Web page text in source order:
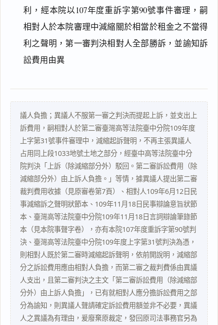
利，經本院以107年度重訴字第90號事件審理，嗣
相對人於本院審理中減縮關於相當於租金之不當得
利之聲明，第一審判決相對人全部勝訴，並諭知訴
訟費用由異
議人負擔；異議人不服第一審之判決而提起上訴，並支出上
訴費用，嗣相對人於第二審臺灣高等法院臺中分院109年度
上字第31號事件審理中，減縮起訴聲明，不再主張異議人
占用同上段1033地號土地之部分，經臺中高等法院臺中分
院判決「上訴（除減縮部分外）駁回。第二審訴訟費用（除
減縮部分外）由上訴人負擔。」等情，據異議人提出第二審
裁判費用收據（見原審卷第7頁）、相對人109年6月12日民
事減縮訴之聲明狀節本、109年11月18日民事辯論意旨狀節
本、臺灣高等法院臺中分院109年11月18日言詞辯論筆錄節
本（見本院事聲字卷），亦有本院107年度重訴字第90號判
決、臺灣高等法院臺中分院109年度上字第31號判決為憑，
則相對人既於第二審時減縮起訴聲明，依前開說明，減縮部
分之訴訟費用應由相對人負擔，而第二審之裁判費係由異議
人支出，且第二審判決之主文「第二審訴訟費用（除減縮部
分外）由上訴人負擔」，已有就相對人應分擔訴訟費用之部
分為諭知，則異議人聲請確定訴訟費用額並非不必要，異議
人之異議為有理由，爰廢棄原裁定，發回原司法事務官另為
閱讀 研究
搜尋本
主
文